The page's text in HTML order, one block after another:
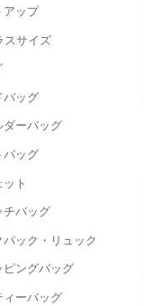
アップ
サイズ
バッグ
ダーバッグ
バッグ
ト
チバッグ
パック・リュック
ピングバッグ
ィーバッグ